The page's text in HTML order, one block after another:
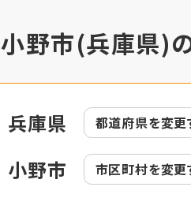
小野市(兵庫県)
兵庫県 都道府県を変更
小野市 市区町村を変更